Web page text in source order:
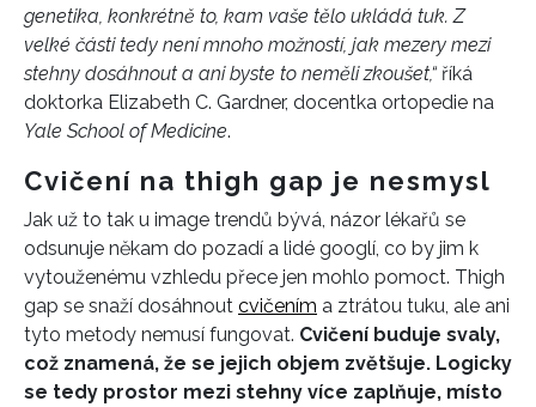
genetika, konkrétně to, kam vaše tělo ukládá tuk. Z
velké části tedy není mnoho možností, jak mezery mezi
stehny dosáhnout a ani byste to neměli zkoušet,“ říká
doktorka Elizabeth C. Gardner, docentka ortopedie na
Yale School of Medicine.
Cvičení na thigh gap je nesmysl
Jak už to tak u image trendů bývá, názor lékařů se
odsunuje někam do pozadí a lidé googlí, co by jim k
vytouženému vzhledu přece jen mohlo pomoct. Thigh
gap se snaží dosáhnout cvičením a ztrátou tuku, ale ani
tyto metody nemusí fungovat. Cvičení buduje svaly,
což znamená, že se jejich objem zvětšuje. Logicky
se tedy prostor mezi stehny více zaplňuje, místo